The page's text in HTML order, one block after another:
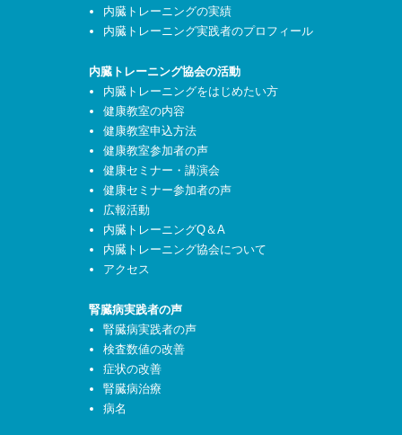
内臓トレーニングの実績
内臓トレーニング実践者のプロフィール
内臓トレーニング協会の活動
内臓トレーニングをはじめたい方
健康教室の内容
健康教室申込方法
健康教室参加者の声
健康セミナー・講演会
健康セミナー参加者の声
広報活動
内臓トレーニングQ＆A
内臓トレーニング協会について
アクセス
腎臓病実践者の声
腎臓病実践者の声
検査数値の改善
症状の改善
腎臓病治療
病名